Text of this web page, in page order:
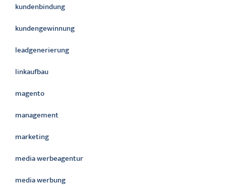
kundenbindung
kundengewinnung
leadgenerierung
linkaufbau
magento
management
marketing
media werbeagentur
media werbung